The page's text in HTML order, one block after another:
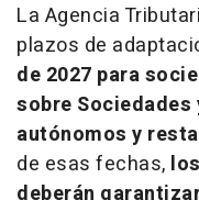
La Agencia
plazos de
de 2027 para
sobre Sociedades
autónomos y
de esas fechas,